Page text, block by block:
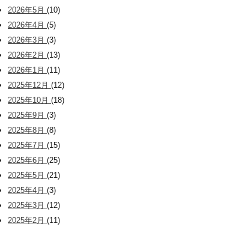
2026年5月 (10)
2026年4月 (5)
2026年3月 (3)
2026年2月 (13)
2026年1月 (11)
2025年12月 (12)
2025年10月 (18)
2025年9月 (3)
2025年8月 (8)
2025年7月 (15)
2025年6月 (25)
2025年5月 (21)
2025年4月 (3)
2025年3月 (12)
2025年2月 (11)